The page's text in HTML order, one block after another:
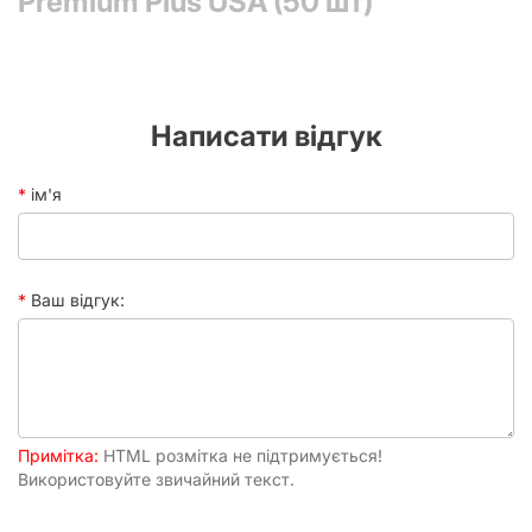
напої, ці кишеньки можуть врятувати карткам життя.
Написати відгук
ім'я
Ваш відгук:
Примітка: HTML розмітка не підтримується!
Використовуйте звичайний текст.